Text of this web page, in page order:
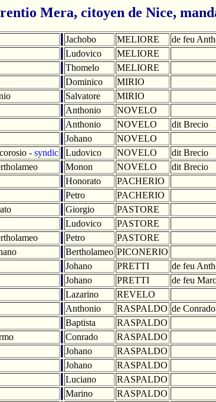
Mera, citoyen de Nice,
Jachobo MELIORE
de feu
Ludovico
MELIORE
Thomelo
MELIORE
Dominico
MIRIO
Salvatore
MIRIO
Anthonio
NOVELO
Anthonio NOVELO
dit Brecio
Johano
NOVELO
- syndic Ludovico NOVELO
dit Brecio
Monon NOVELO
dit Brecio
Honorato
PACHERIO
Petro
PACHERIO
Giorgio
PASTORE
Ludovico
PASTORE
Petro
PASTORE
Bertholameo PICONERIO
Johano PRETTI
de feu
Johano PRETTI
de feu
Lazarino
REVELO
Anthonio RASPALDO de Conrado
Baptista
RASPALDO
Conrado
RASPALDO
Johano
RASPALDO
Johano
RASPALDO
Luciano
RASPALDO
Marino
RASPALDO